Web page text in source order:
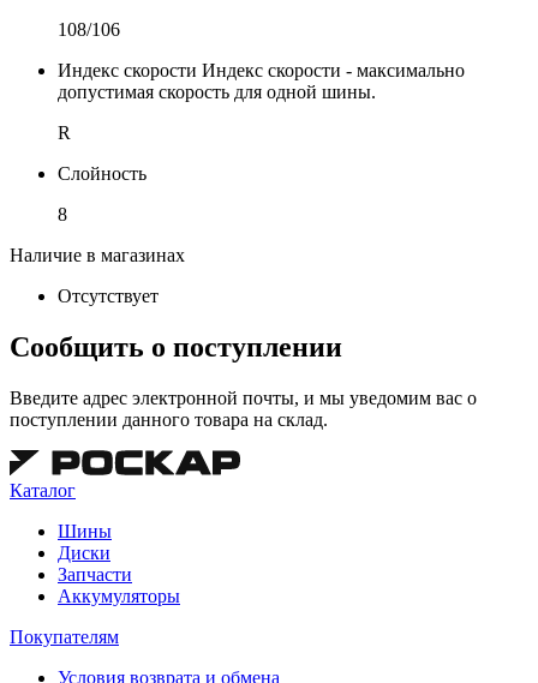
108/106
Индекс скорости Индекс скорости - максимально
допустимая скорость для одной шины.
R
Слойность
8
Наличие в магазинах
Отсутствует
Сообщить о поступлении
Введите адрес электронной почты, и мы уведомим вас о
поступлении данного товара на склад.
Каталог
Шины
Диски
Запчасти
Аккумуляторы
Покупателям
Условия возврата и обмена